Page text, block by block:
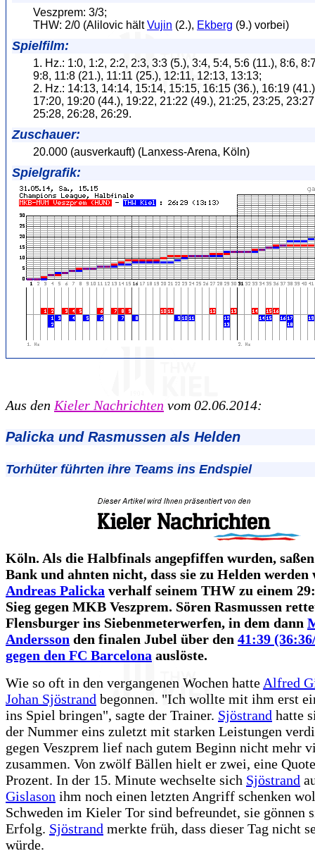
Veszprem: 3/3;
THW: 2/0 (Alilovic hältVujin (2.), Ekberg (9.) vorbei)
Spielfilm:
1. Hz.: 1:0, 1:2, 2:2, 2:3, 3:3 (5.), 3:4, 5:4, 5:6 (11.), 8:6,
9:8, 11:8 (21.), 11:11 (25.), 12:11, 12:13, 13:13;
2. Hz.: 14:13, 14:14, 15:14, 15:15, 16:15 (36.), 16:19
17:20, 19:20 (44.), 19:22, 21:22 (49.), 21:25, 23:25,
25:28, 26:28, 26:29.
Zuschauer:
20.000 (ausverkauft) (Lanxess-Arena, Köln)
Spielgrafik:
Aus den Kieler Nachrichten vom 02.06.2014:
Palicka und Rasmussen als Helden
Torhüter führten ihre Teams ins Endspiel
Köln. Als die Halbfinals angepfiffen wurden,
Bank und ahnten nicht, dass sie zu Helden werden
Andreas Palicka verhalf seinem THW zu einem
Sieg gegen MKB Veszprem. Sören Rasmussen
Flensburger ins Siebenmeterwerfen, in dem dann
Andersson den finalen Jubel über den 41:39
gegen den FC Barcelona auslöste.
Wie so oft in den vergangenen Wochen hatte Alfred
Johan Sjöstrand begonnen. "Ich wollte mit ihm erst
ins Spiel bringen", sagte der Trainer. Sjöstrand hatte
der Nummer eins zuletzt mit starken Leistungen
gegen Veszprem lief nach gutem Beginn nicht mehr
zusammen. Von zwölf Bällen hielt er zwei, eine
Prozent. In der 15. Minute wechselte sich Sjöstrand
Gislason ihm noch einen letzten Angriff schenken
Schweden im Kieler Tor sind befreundet, sie gönnen
Erfolg. Sjöstrand merkte früh, dass dieser Tag nicht
würde.